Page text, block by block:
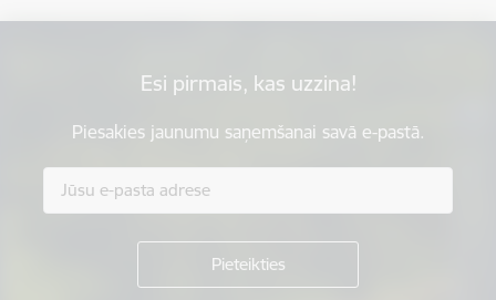
Esi pirmais, kas uzzina!
Piesakies jaunumu saņemšanai savā e-pastā.